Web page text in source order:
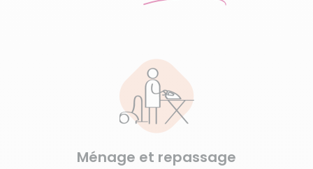
Ménage et repassage